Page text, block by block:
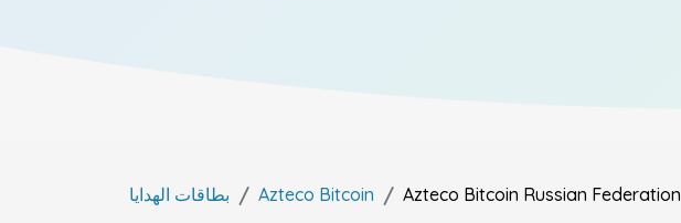
بطاقات الهدايا Azteco Bitcoin Azteco Bitcoin Russian Federation